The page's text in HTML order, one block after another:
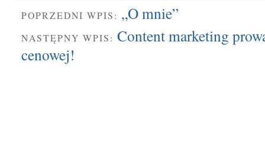
POPRZEDNI WPIS: „O mnie”
NASTĘPNY WPIS: Content marketing
cenowej!